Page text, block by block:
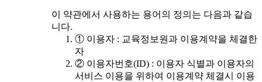
이 약관에서 사용하는 용어의 정의는 다음과 같습
니다.
① 이용자 : 교육정보원과 이용계약을 체결한
자
② 이용자번호(ID) : 이용자 식별과 이용자의
서비스 이용을 위하여 이용계약 체결시 이용